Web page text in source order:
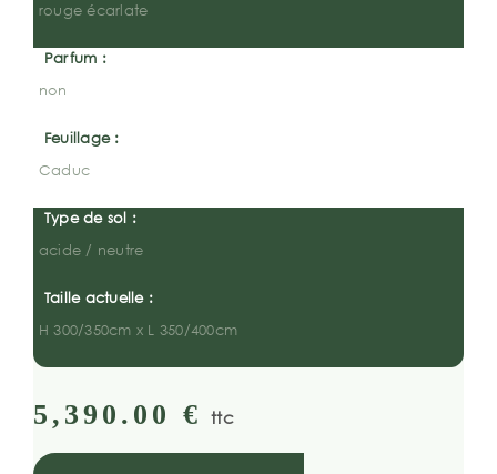
rouge écarlate
Parfum :
non
Feuillage :
Caduc
Type de sol :
acide / neutre
Taille actuelle :
H 300/350cm x L 350/400cm
5,390.00 € ttc